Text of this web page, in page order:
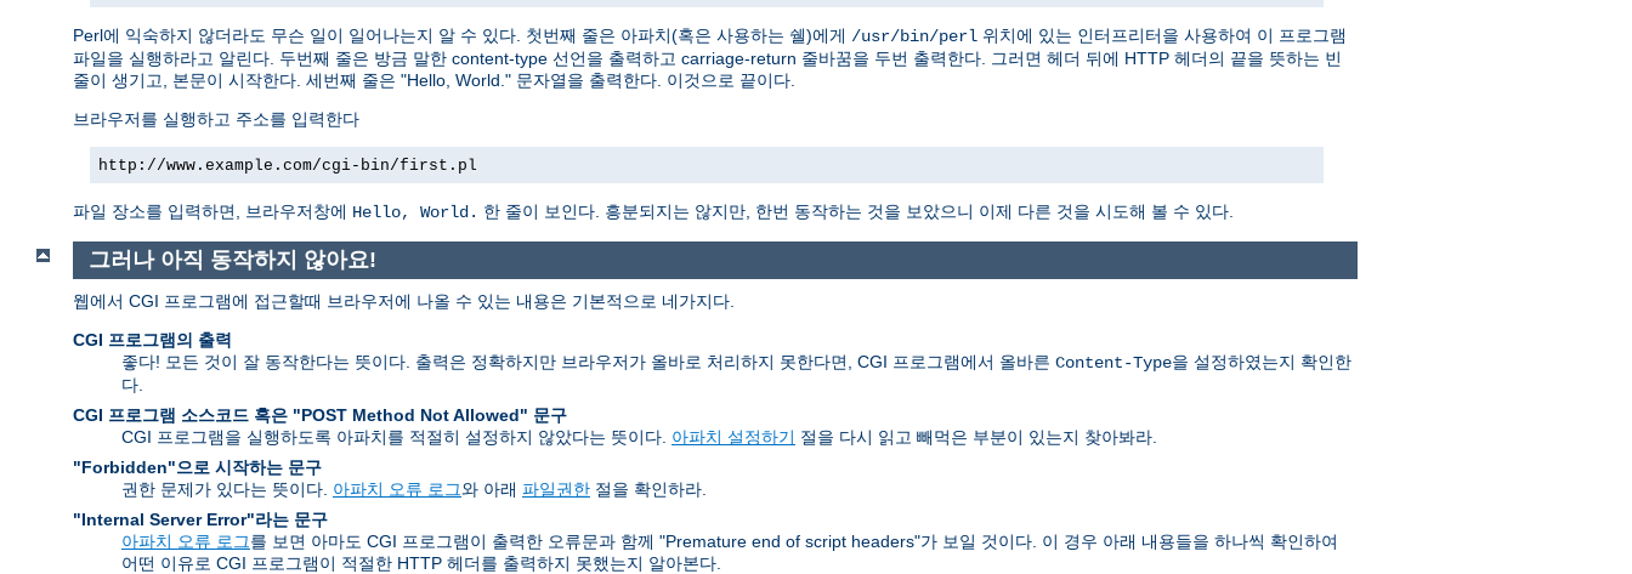
Perl에 익숙하지 않더라도 무슨 일이 일어나는지 알 수 있다. 첫번째 줄은 아파치(혹은 사용하는 쉘)에게 /usr/bin/perl 위치에 있는 인터프리터을 사용하여 이 프로그램
파일을 실행하라고 알린다. 두번째 줄은 방금 말한 content-type 선언을 출력하고 carriage-return 줄바꿈을 두번 출력한다. 그러면 헤더 뒤에 HTTP 헤더의 끝을 뜻하는 빈
줄이 생기고, 본문이 시작한다. 세번째 줄은 "Hello, World." 문자열을 출력한다. 이것으로 끝이다.
브라우저를 실행하고 주소를 입력한다
http://www.example.com/cgi-bin/first.pl
파일 장소를 입력하면, 브라우저창에 Hello, World. 한 줄이 보인다. 흥분되지는 않지만, 한번 동작하는 것을 보았으니 이제 다른 것을 시도해 볼 수 있다.
그러나 아직 동작하지 않아요!
웹에서 CGI 프로그램에 접근할때 브라우저에 나올 수 있는 내용은 기본적으로 네가지다.
CGI 프로그램의 출력
좋다! 모든 것이 잘 동작한다는 뜻이다. 출력은 정확하지만 브라우저가 올바로 처리하지 못한다면, CGI 프로그램에서 올바른 Content-Type을 설정하였는지 확인한
다.
CGI 프로그램 소스코드 혹은 "POST Method Not Allowed" 문구
CGI 프로그램을 실행하도록 아파치를 적절히 설정하지 않았다는 뜻이다. 아파치 설정하기 절을 다시 읽고 빼먹은 부분이 있는지 찾아봐라.
"Forbidden"으로 시작하는 문구
권한 문제가 있다는 뜻이다. 아파치 오류 로그와 아래 파일권한 절을 확인하라.
"Internal Server Error"라는 문구
아파치 오류 로그를 보면 아마도 CGI 프로그램이 출력한 오류문과 함께 "Premature end of script headers"가 보일 것이다. 이 경우 아래 내용들을 하나씩 확인하여
어떤 이유로 CGI 프로그램이 적절한 HTTP 헤더를 출력하지 못했는지 알아본다.